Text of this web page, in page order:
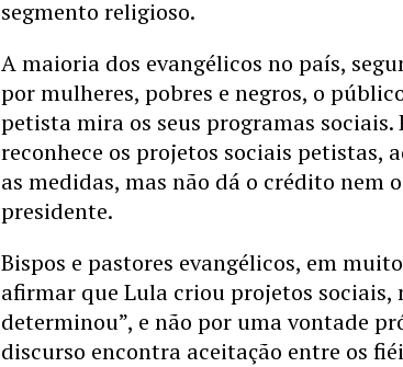
segmento religioso.
A maioria dos evangélicos no país,
por mulheres, pobres e negros, o
petista mira os seus programas sociais.
reconhece os projetos sociais petistas,
as medidas, mas não dá o crédito nem
presidente.
Bispos e pastores evangélicos, em
afirmar que Lula criou projetos sociais,
determinou”, e não por uma vontade
discurso encontra aceitação entre os